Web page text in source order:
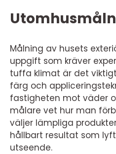
Målning av husets
uppgift som kräver
tuffa klimat är det
färg och
fastigheten mot väder
målare vet hur man
väljer lämpliga
hållbart resultat som
utseende.